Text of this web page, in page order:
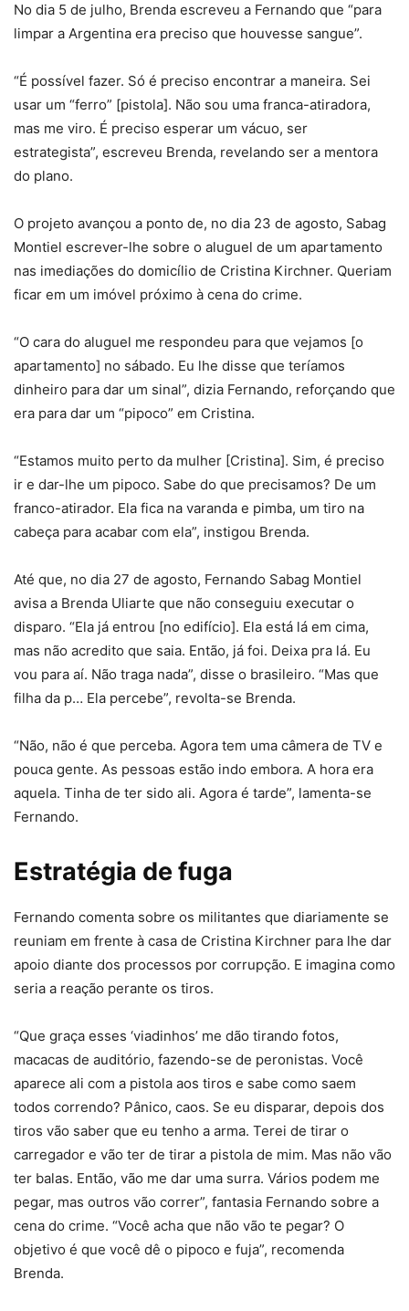
No dia 5 de julho, Brenda escreveu a Fernando que “para
limpar a Argentina era preciso que houvesse sangue”.
“É possível fazer. Só é preciso encontrar a maneira. Sei
usar um “ferro” [pistola]. Não sou uma franca-atiradora,
mas me viro. É preciso esperar um vácuo, ser
estrategista”, escreveu Brenda, revelando ser a mentora
do plano.
O projeto avançou a ponto de, no dia 23 de agosto, Sabag
Montiel escrever-lhe sobre o aluguel de um apartamento
nas imediações do domicílio de Cristina Kirchner. Queriam
ficar em um imóvel próximo à cena do crime.
“O cara do aluguel me respondeu para que vejamos [o
apartamento] no sábado. Eu lhe disse que teríamos
dinheiro para dar um sinal”, dizia Fernando, reforçando que
era para dar um “pipoco” em Cristina.
“Estamos muito perto da mulher [Cristina]. Sim, é preciso
ir e dar-lhe um pipoco. Sabe do que precisamos? De um
franco-atirador. Ela fica na varanda e pimba, um tiro na
cabeça para acabar com ela”, instigou Brenda.
Até que, no dia 27 de agosto, Fernando Sabag Montiel
avisa a Brenda Uliarte que não conseguiu executar o
disparo. “Ela já entrou [no edifício]. Ela está lá em cima,
mas não acredito que saia. Então, já foi. Deixa pra lá. Eu
vou para aí. Não traga nada”, disse o brasileiro. “Mas que
filha da p… Ela percebe”, revolta-se Brenda.
“Não, não é que perceba. Agora tem uma câmera de TV e
pouca gente. As pessoas estão indo embora. A hora era
aquela. Tinha de ter sido ali. Agora é tarde”, lamenta-se
Fernando.
Estratégia de fuga
Fernando comenta sobre os militantes que diariamente se
reuniam em frente à casa de Cristina Kirchner para lhe dar
apoio diante dos processos por corrupção. E imagina como
seria a reação perante os tiros.
“Que graça esses ‘viadinhos’ me dão tirando fotos,
macacas de auditório, fazendo-se de peronistas. Você
aparece ali com a pistola aos tiros e sabe como saem
todos correndo? Pânico, caos. Se eu disparar, depois dos
tiros vão saber que eu tenho a arma. Terei de tirar o
carregador e vão ter de tirar a pistola de mim. Mas não vão
ter balas. Então, vão me dar uma surra. Vários podem me
pegar, mas outros vão correr”, fantasia Fernando sobre a
cena do crime. “Você acha que não vão te pegar? O
objetivo é que você dê o pipoco e fuja”, recomenda
Brenda.